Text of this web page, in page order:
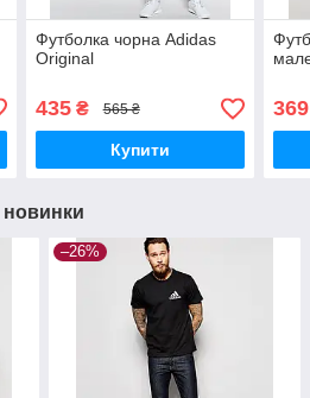
Футболка чорна Adidas
Original
435₴ 565 ₴
Купити
369
новинки
–26%